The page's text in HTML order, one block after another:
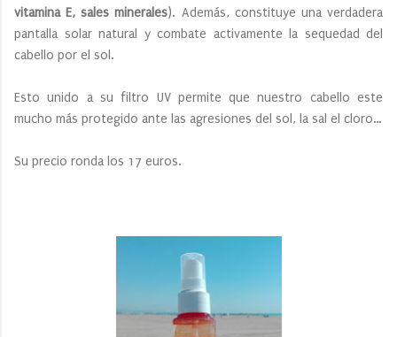
vitamina E, sales minerales). Además, constituye una verdadera
pantalla solar natural y combate activamente la sequedad del
cabello por el sol.
Esto unido a su filtro UV permite que nuestro cabello este
mucho más protegido ante las agresiones del sol, la sal el cloro…
Su precio ronda los 17 euros.